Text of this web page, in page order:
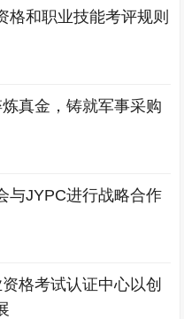
格和职业技能考评规则
真金，铸就军事采购
与JYPC进行战略合作
格考试认证中心以创